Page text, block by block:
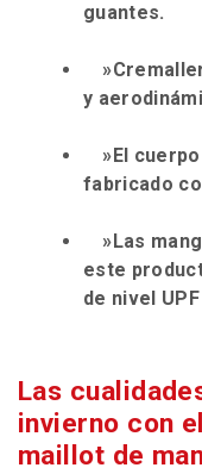
guantes.
y
»El
fabricado
»Las
este
de nivel UPF
Las
invierno con
maillot de